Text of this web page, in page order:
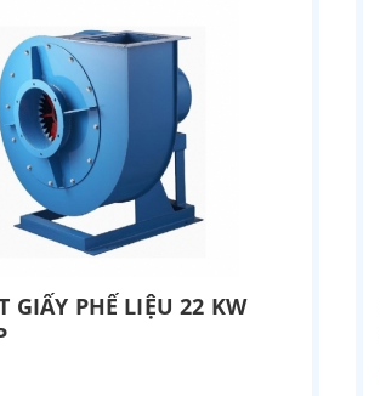
GIẤY PHẾ LIỆU 22 KW